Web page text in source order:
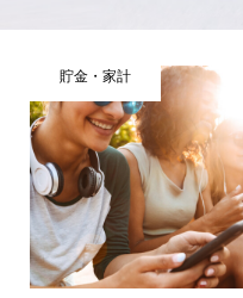
貯金・家計